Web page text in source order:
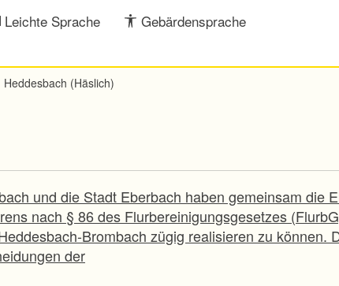
Leichte Sprache Gebärdensprache
Heddesbach (Häslich)
und die Stadt Eberbach haben gemeinsam die
nach § 86 des Flurbereinigungsgesetzes
Brombach zügig realisieren zu können.
der